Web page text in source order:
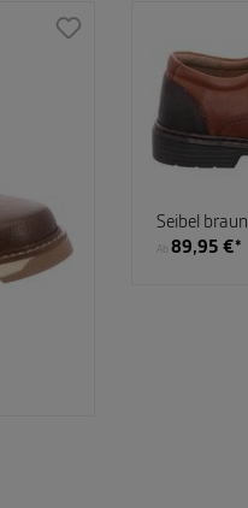
Seibel braun
Ab 89,95 €*